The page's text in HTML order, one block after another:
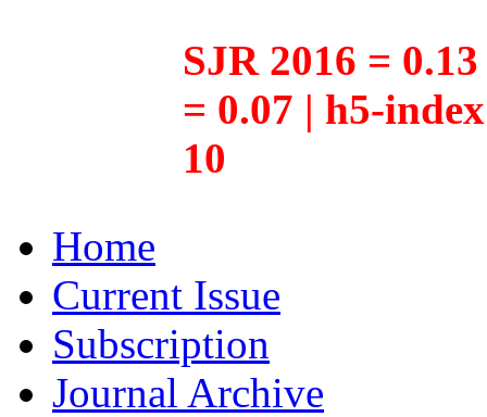
SJR 2016 =
= 0.07 | h5-
10
Home
Current Issue
Subscription
Journal Archive